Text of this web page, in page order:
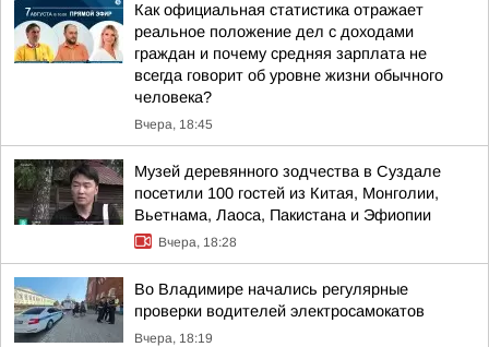
Как официальная статистика отражает
реальное положение дел с доходами
граждан и почему средняя зарплата не
всегда говорит об уровне жизни обычного
человека?
Вчера, 18:45
Музей деревянного зодчества в Суздале
посетили 100 гостей из Китая, Монголии,
Вьетнама, Лаоса, Пакистана и Эфиопии
Вчера, 18:28
Во Владимире начались регулярные
проверки водителей электросамокатов
Вчера, 18:19